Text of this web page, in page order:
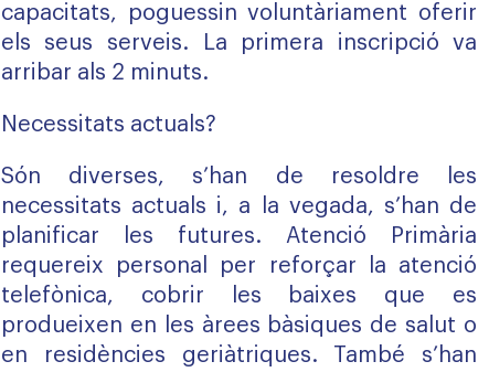
capacitats, poguessin voluntàriament oferir
els seus serveis. La primera inscripció va
arribar als 2 minuts.
Necessitats actuals?
Són diverses, s’han de resoldre les
necessitats actuals i, a la vegada, s’han de
planificar les futures. Atenció Primària
requereix personal per reforçar la atenció
telefònica, cobrir les baixes que es
produeixen en les àrees bàsiques de salut o
en residències geriàtriques. També s’han